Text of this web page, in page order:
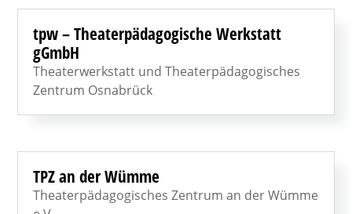
tpw – Theaterpädagogische Werkstatt
gGmbH
Theaterwerkstatt und Theaterpädagogisches
Zentrum Osnabrück
TPZ an der Wümme
Theaterpädagogisches Zentrum an der Wümme